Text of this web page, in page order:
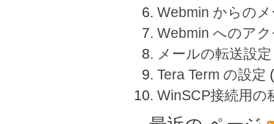
Webmin からの
Webmin へのア
メールの転送設定
Tera Term の設定
WinSCP接続用の